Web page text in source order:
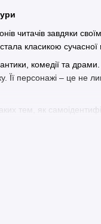
читачів завдяки
класикою сучасної
комедії та
Її персонажі – це не
тем, як